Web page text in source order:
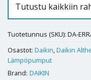
Tutustu kaikkiin
Tuotetunnus (SKU): DA-
Osastot: Daikin Daikin
Lämpöpumput
Brand: DAIKIN